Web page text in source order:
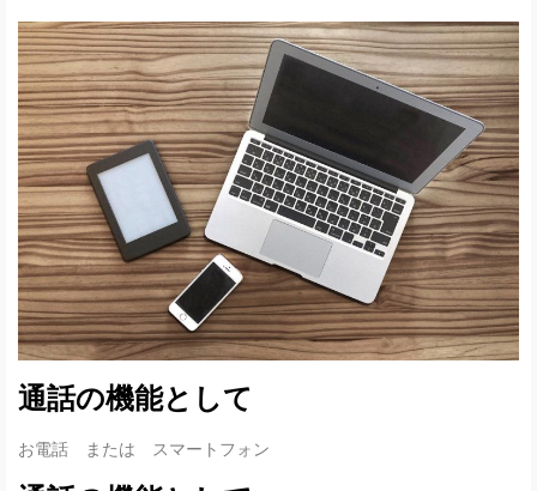
通話の機能として
お電話 または スマートフォン